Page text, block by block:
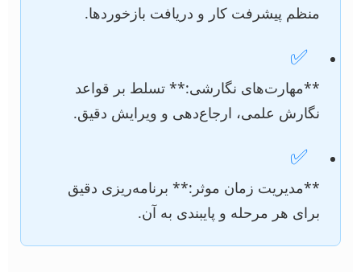
منظم پیشرفت کار و دریافت بازخوردها.
✅
**مهارت‌های نگارشی:** تسلط بر قواعد
نگارش علمی، ارجاع‌دهی و ویرایش دقیق.
✅
**مدیریت زمان موثر:** برنامه‌ریزی دقیق
برای هر مرحله و پایبندی به آن.